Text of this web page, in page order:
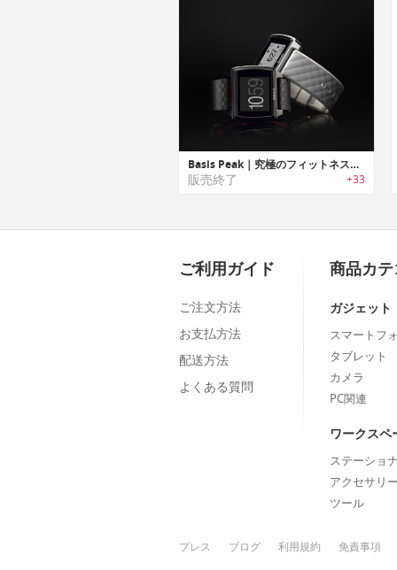
Basis Peak｜究極のフィットネス・スリープトラッカー
販売終了 +33
ご利用ガイド
ご注文方法
お支払方法
配送方法
よくある質問
商品カ
ガジェット
スマートフ
タブレット
カメラ
PC関連
ワークスペ
ステーショ
アクセサリー
ツール
プレス ブログ 利用規約 免責事項